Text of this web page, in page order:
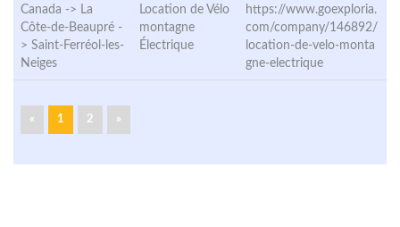
Canada -> La
Côte-de-Beaupré -
> Saint-Ferréol-les-
Neiges
Location de Vélo
montagne
Électrique
https://www.goexploria.
com/company/146892/
location-de-velo-monta
gne-electrique
« 1 2 »